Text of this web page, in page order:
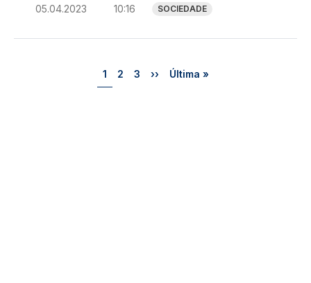
05.04.2023 10:16 SOCIEDADE
Página
1 Página
2 Página
3 Próxima página
›› Última página
Última »